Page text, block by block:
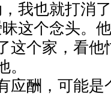
我也就打消
这个念头。
这个家，看他
应酬，可能是